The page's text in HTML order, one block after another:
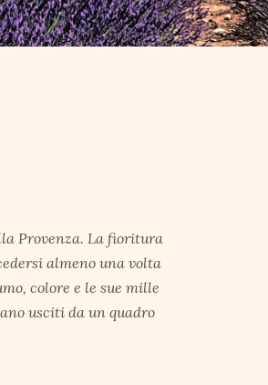
Provenza. La fioritura
almeno una volta
colore e le sue mille
usciti da un quadro